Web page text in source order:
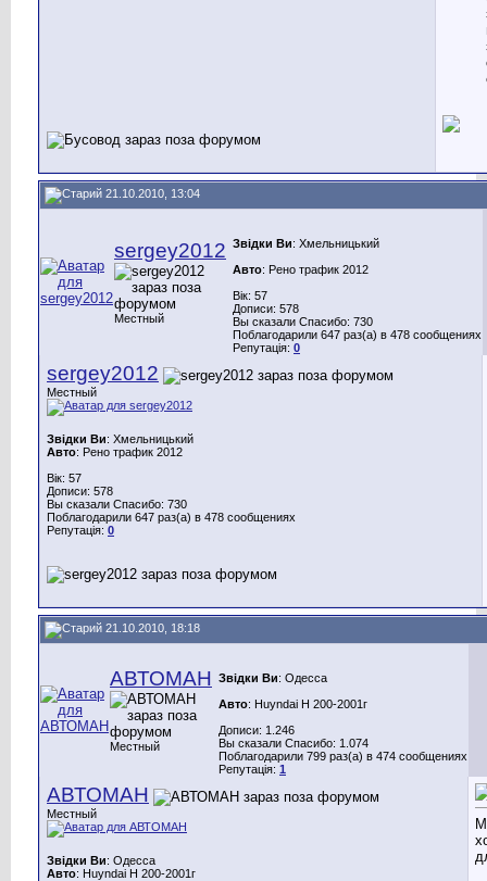
21.10.2010, 13:04
sergey2012
Местный
Звідки Ви: Хмельницький
Авто: Рено трафик 2012
Вік: 57
Дописи: 578
Вы сказали Спасибо: 730
Поблагодарили 647 раз(а) в 478 сообщениях
Репутація: 0
sergey2012
Местный
Звідки Ви: Хмельницький
Авто: Рено трафик 2012
Вік: 57
Дописи: 578
Вы сказали Спасибо: 730
Поблагодарили 647 раз(а) в 478 сообщениях
Репутація: 0
21.10.2010, 18:18
АВТОМАН
Местный
Звідки Ви: Одесса
Авто: Huyndai H 200-2001г
Дописи: 1.246
Вы сказали Спасибо: 1.074
Поблагодарили 799 раз(а) в 474 сообщениях
Репутація: 1
АВТОМАН
Местный
Звідки Ви: Одесса
Авто: Huyndai H 200-2001г